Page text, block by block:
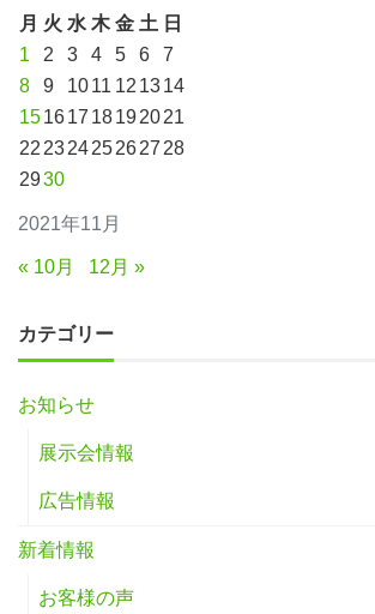
2021年11月
月 火 水 木 金 土 日
1
2 3 4 5 6
7
8
9 1011 12 1314
151617 18192021
22 2324252627 28
2930
« 10月 12月 »
カテゴリー
お知らせ
展示会情報
広告情報
新着情報
お客様の声